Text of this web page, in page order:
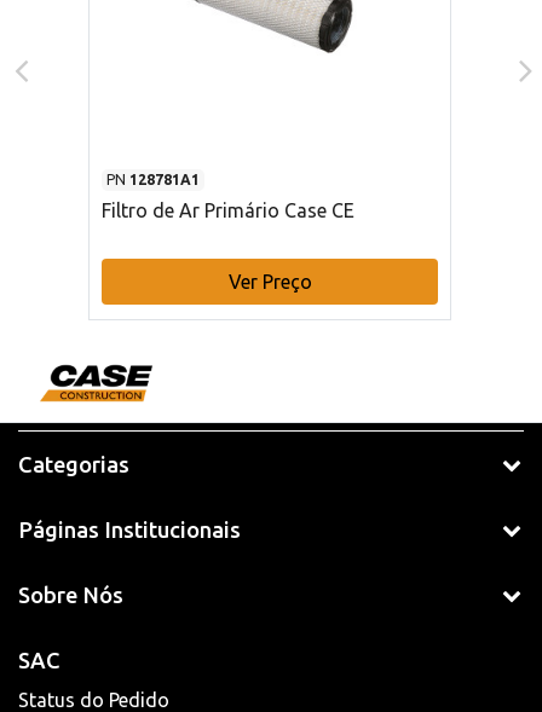
PN 128781A1
Filtro de Ar Primário Case CE
Ver Preço
Categorias
Páginas Institucionais
Sobre Nós
SAC
Status do Pedido